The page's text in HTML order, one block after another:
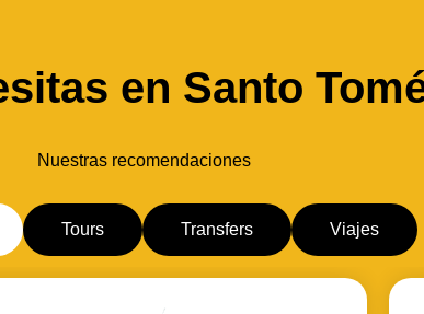
en Santo
Nuestras recomendaciones
Tours Transfers Viajes